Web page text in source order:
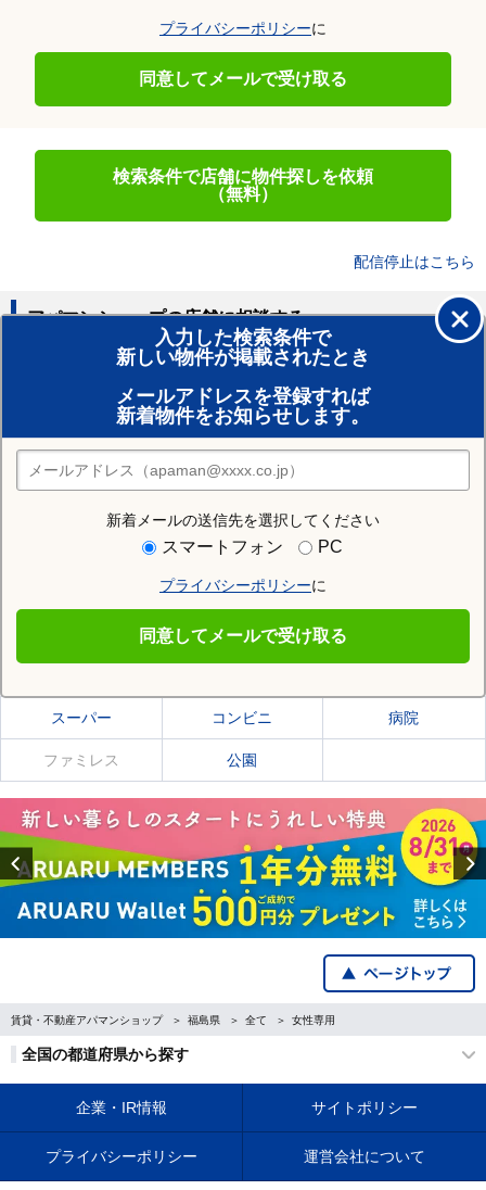
プライバシーポリシーに
同意してメールで受け取る
検索条件で店舗に物件探しを依頼
（無料）
配信停止はこちら
入力した検索条件で
新しい物件が掲載されたとき
メールアドレスを登録すれば
新着物件をお知らせします。
新着メールの送信先を選択してください
スマートフォン PC
プライバシーポリシーに
同意してメールで受け取る
アパマンショップの店舗に相談する
賃貸のプロがお部屋探し！
おまかせ物件リクエスト
住みたい街の店舗を探す
店舗検索
住む街研究所で河沼郡会津坂下町の情報を見る
河沼郡会津坂下町の施設一覧
スーパー コンビニ 病院
ファミレス 公園
Previous
賃貸・不動産アパマンショップ 福島県 全て 女性専用
全国の都道府県から探す
企業・IR情報 サイトポリシー
プライバシーポリシー 運営会社について